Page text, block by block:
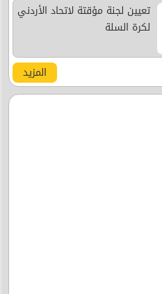
تعيين لجنة مؤقتة لاتحاد الأردني
لكرة السلة
المزيد